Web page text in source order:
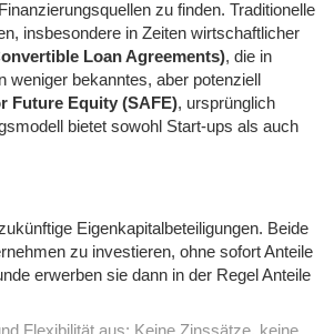
zu finden. Traditionelle
insbesondere in Zeiten wirtschaftlicher
Loan Agreements), die in
weniger bekanntes, aber potenziell
Future Equity (SAFE), ursprünglich
bietet sowohl Start-ups als auch
Eigenkapitalbeteiligungen. Beide
zu investieren, ohne sofort Anteile
erwerben sie dann in der Regel Anteile